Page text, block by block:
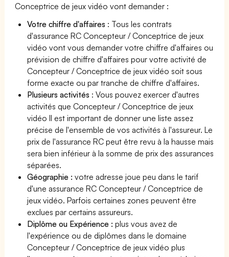
Conceptrice de jeux vidéo vont demander :
Votre chiffre d'affaires : Tous les contrats
d'assurance RC Concepteur / Conceptrice de jeux
vidéo vont vous demander votre chiffre d'affaires ou
prévision de chiffre d'affaires pour votre activité de
Concepteur / Conceptrice de jeux vidéo soit sous
forme exacte ou par tranche de chiffre d'affaires.
Plusieurs activités : Vous pouvez exercer d'autres
activités que Concepteur / Conceptrice de jeux
vidéo Il est important de donner une liste assez
précise de l'ensemble de vos activités à l'assureur. Le
prix de l'assurance RC peut être revu à la hausse mais
sera bien inférieur à la somme de prix des assurances
séparées.
Géographie :votre adresse joue peu dans le tarif
d'une assurance RC Concepteur / Conceptrice de
jeux vidéo. Parfois certaines zones peuvent être
exclues par certains assureurs.
Diplôme ou Expérience :plus vous avez de
l'expérience ou de diplômes dans le domaine
Concepteur / Conceptrice de jeux vidéo plus